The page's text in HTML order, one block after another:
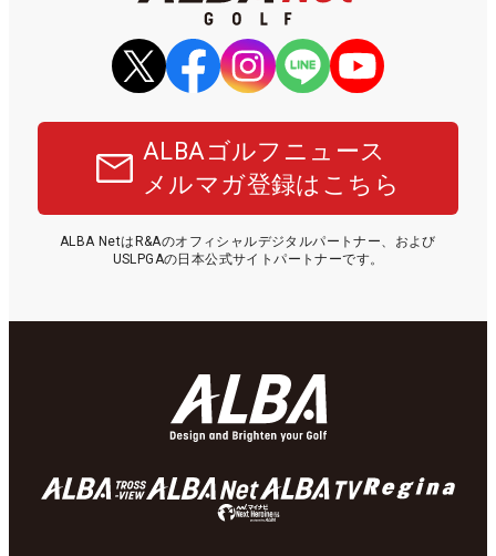
ALBAゴルフニュース
メルマガ登録はこちら
ALBA NetはR&Aのオフィシャルデジタルパートナー、および
USLPGAの日本公式サイトパートナーです。